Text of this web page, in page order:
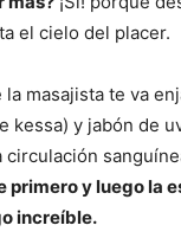
el cielo del placer.
la masajista te va
kessa) y jabón de
circulación
primero y luego la
increíble.